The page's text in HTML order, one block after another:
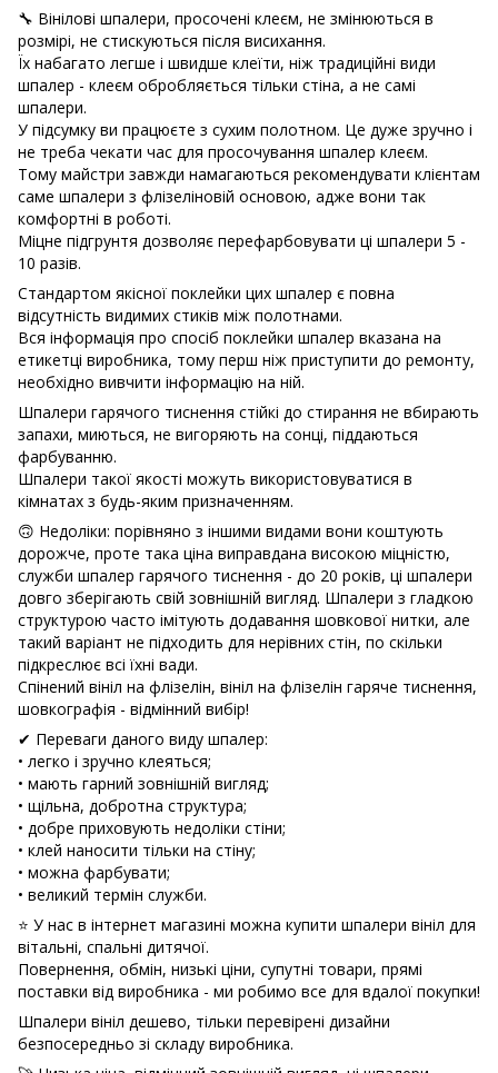
🔧 Вінілові шпалери, просочені клеєм, не змінюються в
розмірі, не стискуються після висихання.
Їх набагато легше і швидше клеїти, ніж традиційні види
шпалер - клеєм обробляється тільки стіна, а не самі
шпалери.
У підсумку ви працюєте з сухим полотном. Це дуже зручно і
не треба чекати час для просочування шпалер клеєм.
Тому майстри завжди намагаються рекомендувати клієнтам
саме шпалери з флізеліновій основою, адже вони так
комфортні в роботі.
Міцне підгрунтя дозволяє перефарбовувати ці шпалери 5 -
10 разів.
Стандартом якісної поклейки цих шпалер є повна
відсутність видимих ​​стиків між полотнами.
Вся інформація про спосіб поклейки шпалер вказана на
етикетці виробника, тому перш ніж приступити до ремонту,
необхідно вивчити інформацію на ній.
Шпалери гарячого тиснення стійкі до стирання не вбирають
запахи, миються, не вигоряють на сонці, піддаються
фарбуванню.
Шпалери такої якості можуть використовуватися в
кімнатах з будь-яким призначенням.
🙃 Недоліки: порівняно з іншими видами вони коштують
дорожче, проте така ціна виправдана високою міцністю,
служби шпалер гарячого тиснення - до 20 років, ці шпалери
довго зберігають свій зовнішній вигляд. Шпалери з гладкою
структурою часто імітують додавання шовкової нитки, але
такий варіант не підходить для нерівних стін, по скільки
підкреслює всі їхні вади.
Спінений вініл на флізелін, вініл на флізелін гаряче тиснення,
шовкографія - відмінний вибір!
✔ Переваги даного виду шпалер:
• легко і зручно клеяться;
• мають гарний зовнішній вигляд;
• щільна, добротна структура;
• добре приховують недоліки стіни;
• клей наносити тільки на стіну;
• можна фарбувати;
• великий термін служби.
⭐ У нас в інтернет магазині можна купити шпалери вініл для
вітальні, спальні дитячої.
Повернення, обмін, низькі ціни, супутні товари, прямі
поставки від виробника - ми робимо все для вдалої покупки!
Шпалери вініл дешево, тільки перевірені дизайни
безпосередньо зі складу виробника.